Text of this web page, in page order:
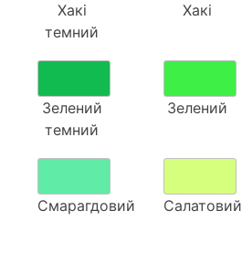
Хакі
темний
Хакі
Зелений
темний
Зелений
Смарагдовий Салатовий